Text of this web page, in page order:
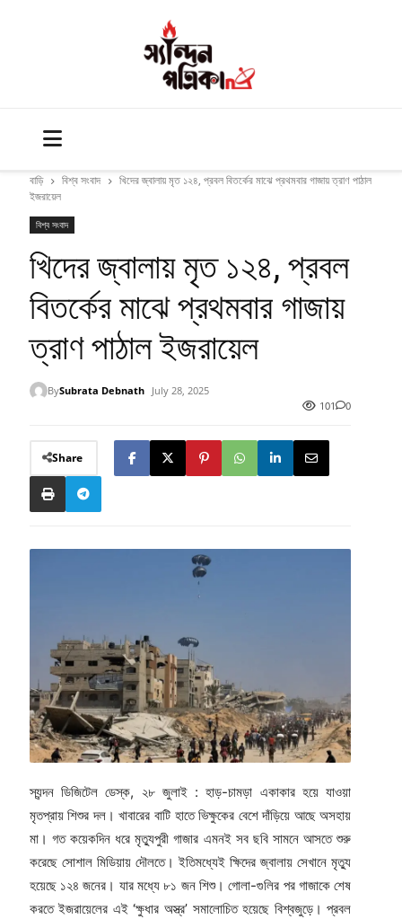
বাড়ি বিশ্ব সংবাদ
খিদের জ্বালায় মৃত ১২৪, প্রবল বিতর্কের মাঝে প্রথমবার গাজায় ত্রাণ পাঠাল
ইজরায়েল
বিশ্ব সংবাদ
খিদের জ্বালায় মৃত ১২৪, প্রবল
বিতর্কের মাঝে প্রথমবার গাজায়
ত্রাণ পাঠাল ইজরায়েল
BySubrata Debnath
July 28, 2025
101
0
Share
স্যন্দন ডিজিটেল ডেস্ক, ২৮ জুলাই : হাড়-চামড়া একাকার হয়ে যাওয়া
মৃতপ্রায় শিশুর দল। খাবারের বাটি হাতে ভিক্ষুকের বেশে দাঁড়িয়ে আছে অসহায়
মা। গত কয়েকদিন ধরে মৃত্যুপুরী গাজার এমনই সব ছবি সামনে আসতে শুরু
করেছে সোশাল মিডিয়ায় দৌলতে। ইতিমধ্যেই ক্ষিদের জ্বালায় সেখানে মৃত্যু
হয়েছে ১২৪ জনের। যার মধ্যে ৮১ জন শিশু। গোলা-গুলির পর গাজাকে শেষ
করতে ইজরায়েলের এই ‘ক্ষুধার অস্ত্র’ সমালোচিত হয়েছে বিশ্বজুড়ে। প্রবল